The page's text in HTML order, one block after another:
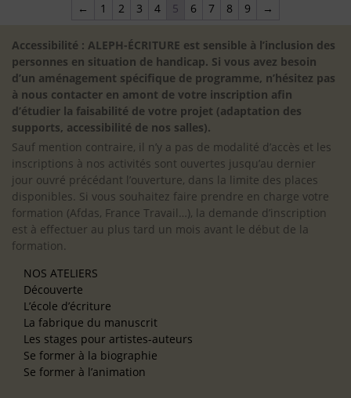
← 1 2 3 4 5 6 7 8 9 →
Accessibilité : ALEPH-ÉCRITURE est sensible à l’inclusion des
personnes en situation de handicap. Si vous avez besoin
d’un aménagement spécifique de programme, n’hésitez pas
à nous contacter en amont de votre inscription afin
d’étudier la faisabilité de votre projet (adaptation des
supports, accessibilité de nos salles).
Sauf mention contraire, il n’y a pas de modalité d’accès et les
inscriptions à nos activités sont ouvertes jusqu’au dernier
jour ouvré précédant l’ouverture, dans la limite des places
disponibles. Si vous souhaitez faire prendre en charge votre
formation (Afdas, France Travail…), la demande d’inscription
est à effectuer au plus tard un mois avant le début de la
formation.
NOS ATELIERS
Découverte
L’école d’écriture
La fabrique du manuscrit
Les stages pour artistes-auteurs
Se former à la biographie
Se former à l’animation